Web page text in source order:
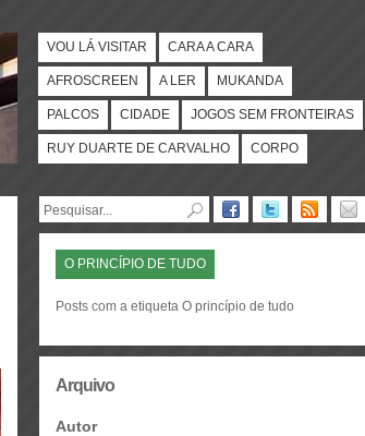
VOU LÁ VISITAR CARA A CARA
AFROSCREEN A LER MUKANDA
PALCOS CIDADE JOGOS SEM FRONTEIRAS
RUY DUARTE DE CARVALHO CORPO
O PRINCÍPIO DE TUDO
Posts com a etiqueta O princípio de tudo
Arquivo
Autor